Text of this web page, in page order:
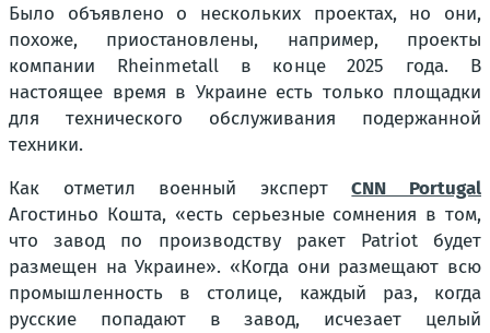
Было объявлено о нескольких проектах, но они,
похоже, приостановлены, например, проекты
компании Rheinmetall в конце 2025 года. В
настоящее время в Украине есть только площадки
для технического обслуживания подержанной
техники.
Как отметил военный экспертCNN Portugal
Агостиньо Кошта, «есть серьезные сомнения в том,
что завод по производству ракет Patriot будет
размещен на Украине». «Когда они размещают всю
промышленность в столице, каждый раз, когда
русские попадают в завод, исчезает целый